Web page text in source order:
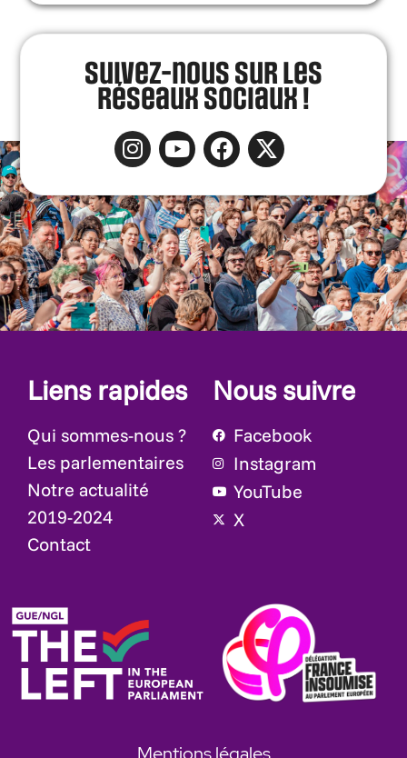
Suivez-nous sur les
réseaux sociaux !
Liens rapides
Qui sommes-nous ?
Les parlementaires
Notre actualité
2019-2024
Contact
Nous suivre
Facebook
Instagram
YouTube
X
Mentions légales